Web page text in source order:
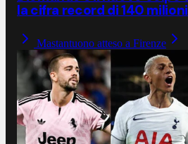
la cifra record di 140 milioni
Mastantuono atteso a Firenze